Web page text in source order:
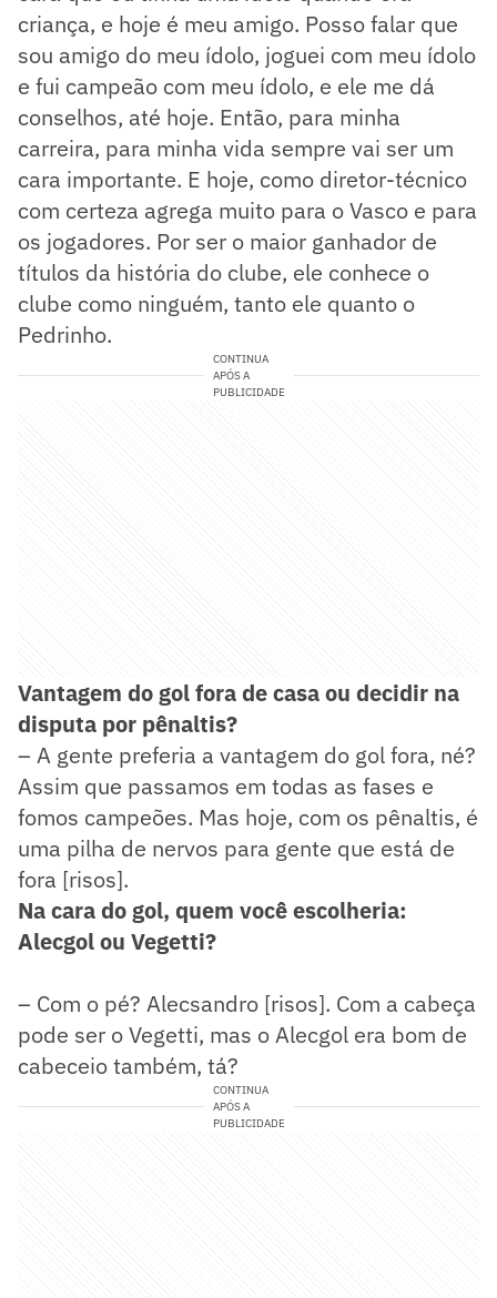
criança, e hoje é meu amigo. Posso falar que
sou amigo do meu ídolo, joguei com meu ídolo
e fui campeão com meu ídolo, e ele me dá
conselhos, até hoje. Então, para minha
carreira, para minha vida sempre vai ser um
cara importante. E hoje, como diretor-técnico
com certeza agrega muito para o Vasco e para
os jogadores. Por ser o maior ganhador de
títulos da história do clube, ele conhece o
clube como ninguém, tanto ele quanto o
Pedrinho.
CONTINUA
APÓS A
PUBLICIDADE
Vantagem do gol fora de casa ou decidir na
disputa por pênaltis?
– A gente preferia a vantagem do gol fora, né?
Assim que passamos em todas as fases e
fomos campeões. Mas hoje, com os pênaltis, é
uma pilha de nervos para gente que está de
fora [risos].
Na cara do gol, quem você escolheria:
Alecgol ou Vegetti?
– Com o pé? Alecsandro [risos]. Com a cabeça
pode ser o Vegetti, mas o Alecgol era bom de
cabeceio também, tá?
CONTINUA
APÓS A
PUBLICIDADE